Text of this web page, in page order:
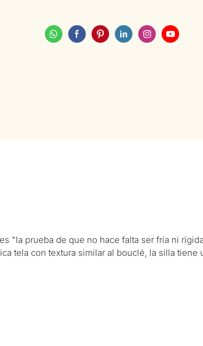
"la prueba de que no hace falta ser fría ni
tela con textura similar al bouclé, la silla